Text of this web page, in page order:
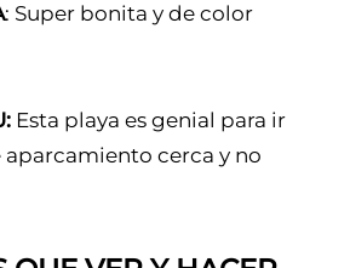
: Super bonita y de color
Esta playa es genial para ir
aparcamiento cerca y no